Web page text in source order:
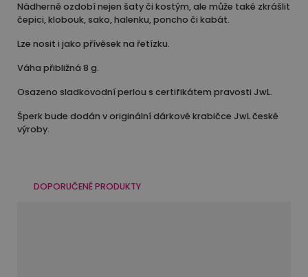
Nádherně ozdobí nejen šaty či kostým, ale může také zkrášlit
čepici, klobouk, sako, halenku, poncho či kabát.
Lze nosit i jako přívěsek na řetízku.
Váha přibližná 8 g.
Osazeno sladkovodní perlou s certifikátem pravosti JwL.
Šperk bude dodán v originální dárkové krabičce JwL české
výroby.
DOPORUČENÉ PRODUKTY